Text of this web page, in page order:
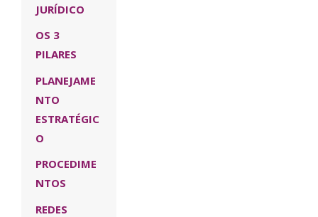
JURÍDICO
OS 3
PILARES
PLANEJAME
NTO
ESTRATÉGIC
O
PROCEDIME
NTOS
REDES